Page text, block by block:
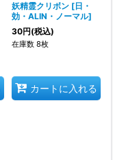
妖精霊クリボン [日・
効・ALIN・ノーマル]
30円(税込)
在庫数 8枚
カートに入れる